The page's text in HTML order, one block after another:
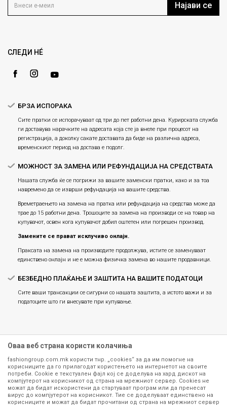
Блог
Gift Card
Како да купите
Замена и рефундација на производи
Најави се
СЛЕДИ НÉ
БРЗА ИСПОРАКА
Сите пратки се испорачуваат од три до пет работни дена. Курирската служба
ги доставува нарачките на адресата која сте ја внеле при процесот на
регистрација, а доколку сакате доставата да биде на различна адреса,
временскиот период на достава е подолг.
МОЖНОСТ ЗА ЗАМЕНА ИЛИ РЕФУНДАЦИЈА НА СРЕДСТВАТА
Нашата служба ќе се погрижи за вашите заменски пратки, како и за тоа
навремено да се изврши рефундација на вашите средства.
Времетраењето на замена на пратка или рефундацијa на средства може да
трае до 15 работни дена. Трошоците за замена на производи се на товар на
купувачот, освен кога купувачот добил оштетен или погрешен производ.
Замените се прават исклучиво онлајн.
Праксата на замена на производите продолжува, истите се заменуваат
единствено онлајн и не е можна физичка замена во нашите продавници.
БЕЗБЕДНО ПЛАЌАЊЕ И ЗАШТИТА НА ВАШИТЕ ПОДАТОЦИ
Сите ваши трансакции се сигурни со нашата заштита, а истото важи и за
податоците што ги внесувате при купување.
Сите информации околу производите кои се изложени на нашата
онлајн продавница се стремиме да бидат конкретни, точни и прецизни,
Оваа веб страна користи колачиња
fashiongroup.com.mk користи тнр. „cookies“ за да им помогне на
корисниците да го прилагодат користењето на интернетот на своите
потреби. Cookie е текстуален фајл кој се доделува на хард дискот на
компјутерот на корисникот од страна на мрежниот сервер. Cookies не
можат да бидат искористени да стартуваат програм или да пренесат
вирус до компјутерот на корисникот. Тие се доделуваат единствено на
корисниците и можат да бидат прочитани од страна на мрежниот сервер